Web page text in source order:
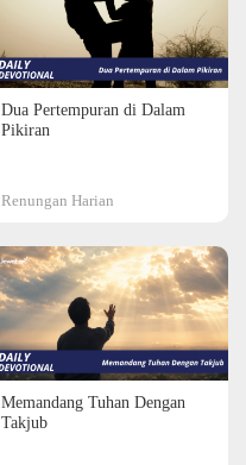
Dua Pertempuran di Dalam
Pikiran
Renungan Harian
Memandang Tuhan Dengan
Takjub